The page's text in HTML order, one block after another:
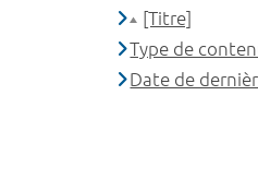
[Titre]
Type de
Date de